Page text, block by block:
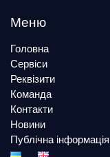
Меню
Головна
Сервіси
Реквізити
Команда
Контакти
Новини
Публічна інформація